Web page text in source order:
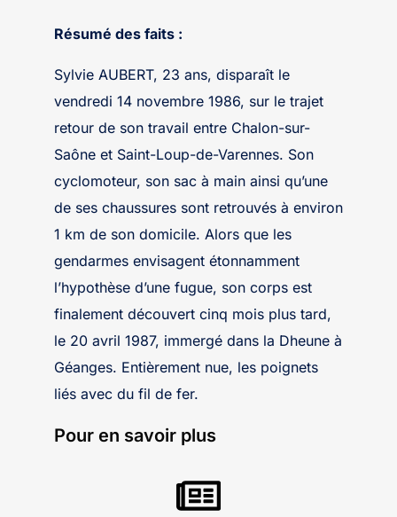
Résumé des faits :
Sylvie AUBERT, 23 ans, disparaît le
vendredi 14 novembre 1986, sur le trajet
retour de son travail entre Chalon-sur-
Saône et Saint-Loup-de-Varennes. Son
cyclomoteur, son sac à main ainsi qu’une
de ses chaussures sont retrouvés à environ
1 km de son domicile. Alors que les
gendarmes envisagent étonnamment
l’hypothèse d’une fugue, son corps est
finalement découvert cinq mois plus tard,
le 20 avril 1987, immergé dans la Dheune à
Géanges. Entièrement nue, les poignets
liés avec du fil de fer.
Pour en savoir plus